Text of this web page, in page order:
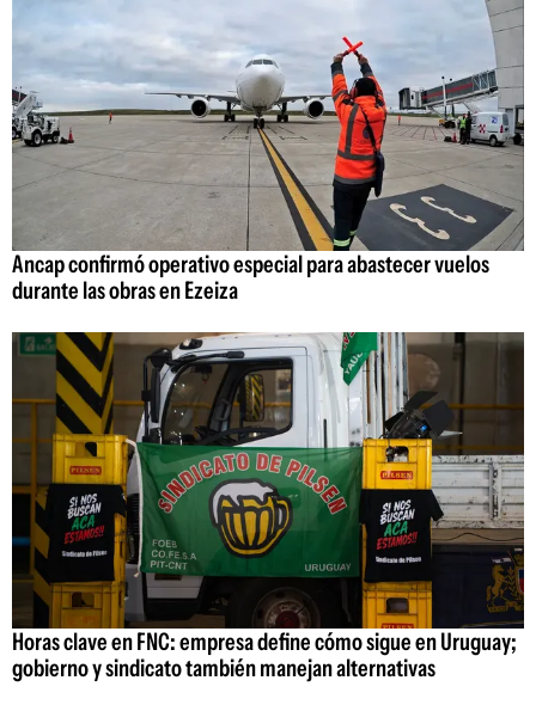
Ancap confirmó operativo especial para abastecer vuelos
durante las obras en Ezeiza
Horas clave en FNC: empresa define cómo sigue en Uruguay;
gobierno y sindicato también manejan alternativas